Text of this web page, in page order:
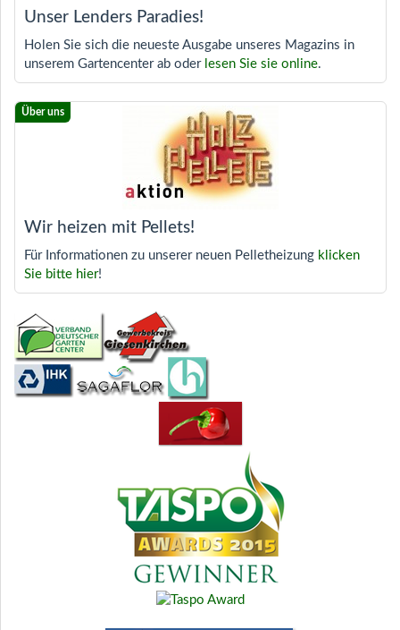
Unser Lenders Paradies!
Holen Sie sich die neueste Ausgabe unseres Magazins in
unserem Gartencenter ab oder lesen Sie sie online.
Wir heizen mit Pellets!
Für Informationen zu unserer neuen Pelletheizung klicken
Sie bitte hier!